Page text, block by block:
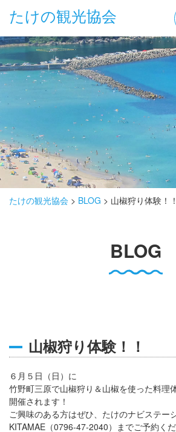
たけの観光協会
“たけの” の魅力
過ごし方
みどころ
泊まる
おみやげ
お電話受付時間 9:00〜
たけの観光協会 > BLOG > 山椒狩り体験！！
BLOG
山椒狩り体験！！
６月５日（日）に
竹野町三原で山椒狩り＆山椒を使った料理
開催されます！
ご興味のある方はぜひ、たけのナビステー
KITAMAE（0796-47-2040）までご予約く